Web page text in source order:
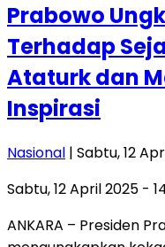
Prabowo
Terhadap
Ataturk dan
Inspirasi
Nasional | Sabtu, 12
Sabtu, 12 April 2025 -
ANKARA – Presiden